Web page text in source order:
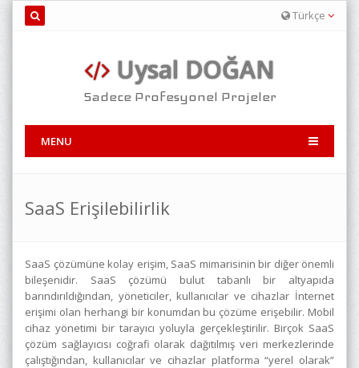
Türkçe
Uysal DOĞAN
Sadece Profesyonel Projeler
MENU
SaaS Erişilebilirlik
SaaS çözümüne kolay erişim, SaaS mimarisinin bir diğer önemli
bileşenidir. SaaS çözümü bulut tabanlı bir altyapıda
barındırıldığından, yöneticiler, kullanıcılar ve cihazlar İnternet
erişimi olan herhangi bir konumdan bu çözüme erişebilir. Mobil
cihaz yönetimi bir tarayıcı yoluyla gerçekleştirilir. Birçok SaaS
çözüm sağlayıcısı coğrafi olarak dağıtılmış veri merkezlerinde
çalıştığından, kullanıcılar ve cihazlar platforma “yerel olarak”